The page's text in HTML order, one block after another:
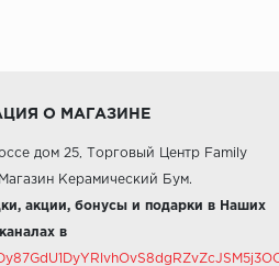
О МАГАЗИНЕ
дом 25, Торговый Центр Family
Керамический Бум.
акции, бонусы и подарки в Наших
каналах в